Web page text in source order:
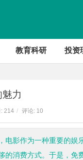
教育科研 投资
力
214 / 评论: 10
影作为一种重要的娱
消费方式。于是，免